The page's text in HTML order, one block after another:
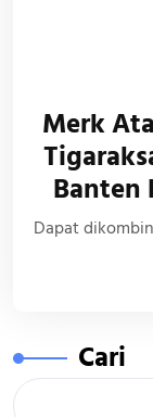
Merk
Banten
Dapat
Cari